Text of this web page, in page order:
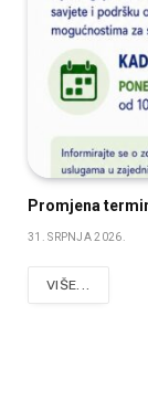
Promjena
31. SRPNJA 2026.
VIŠE...